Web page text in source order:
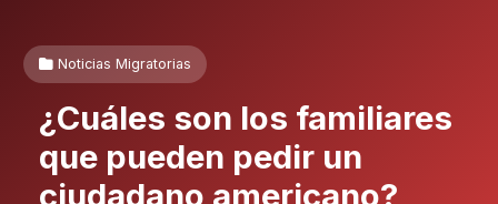
Noticias Migratorias
¿Cuáles son los familiares
que pueden pedir un
ciudadano americano?